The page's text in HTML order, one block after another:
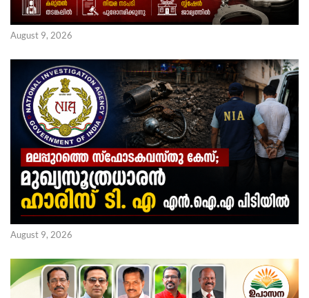
August 9, 2026
August 9, 2026